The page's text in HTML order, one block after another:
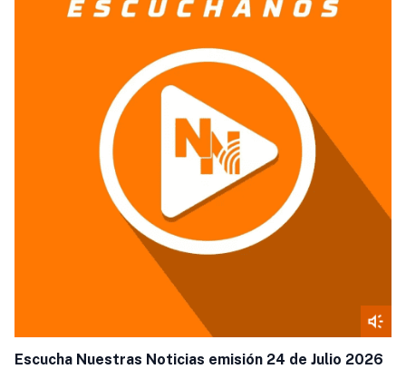
Escucha Nuestras Noticias emisión 24 de Julio 2026